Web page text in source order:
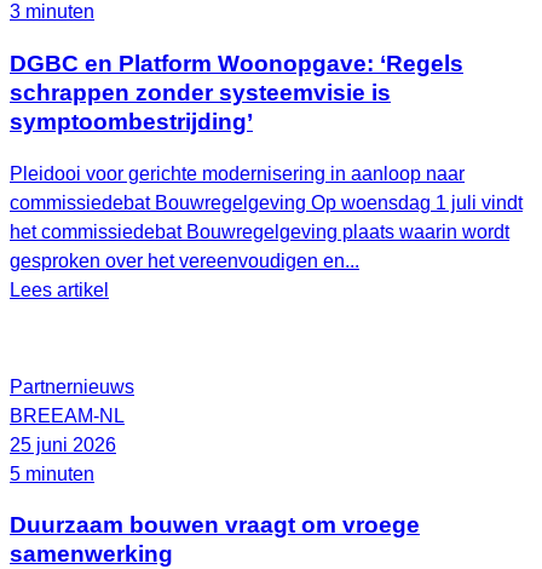
3 minuten
DGBC en Platform Woonopgave: ‘Regels
schrappen zonder systeemvisie is
symptoombestrijding’
Pleidooi voor gerichte modernisering in aanloop naar
commissiedebat Bouwregelgeving Op woensdag 1 juli vindt
het commissiedebat Bouwregelgeving plaats waarin wordt
gesproken over het vereenvoudigen en...
Lees artikel
Partnernieuws
BREEAM-NL
25 juni 2026
5 minuten
Duurzaam bouwen vraagt om vroege
samenwerking